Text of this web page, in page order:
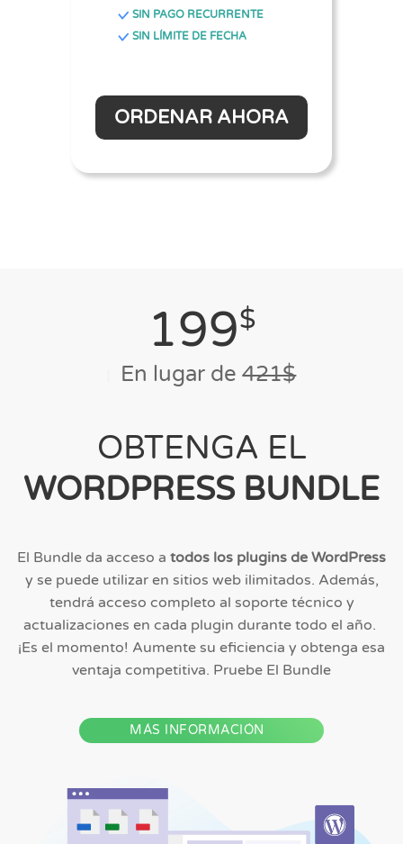
SIN PAGO RECURRENTE
SIN LÍMITE DE FECHA
ORDENAR AHORA
199$
En lugar de421$
OBTENGA EL
WORDPRESS BUNDLE
El Bundle da acceso a todos los plugins de WordPress
y se puede utilizar en sitios web ilimitados. Además,
tendrá acceso completo al soporte técnico y
actualizaciones en cada plugin durante todo el año.
¡Es el momento! Aumente su eficiencia y obtenga esa
ventaja competitiva. Pruebe El Bundle
MÁS INFORMACIÓN